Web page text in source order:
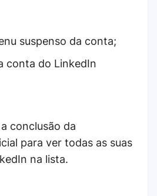
suspenso da conta;
conta do LinkedIn
conclusão da
para ver todas as suas
na lista.